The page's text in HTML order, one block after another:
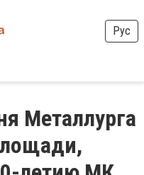
Рус
Металлурга